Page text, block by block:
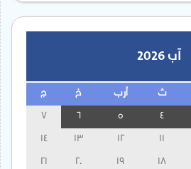
آب 2026
ث أرب خ ج
13
14
18
19
20
21